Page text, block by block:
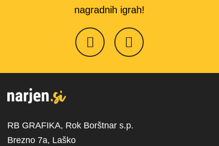
nagradnih igrah!
RB GRAFIKA, Rok Borštnar s.p.
Brezno 7a, Laško